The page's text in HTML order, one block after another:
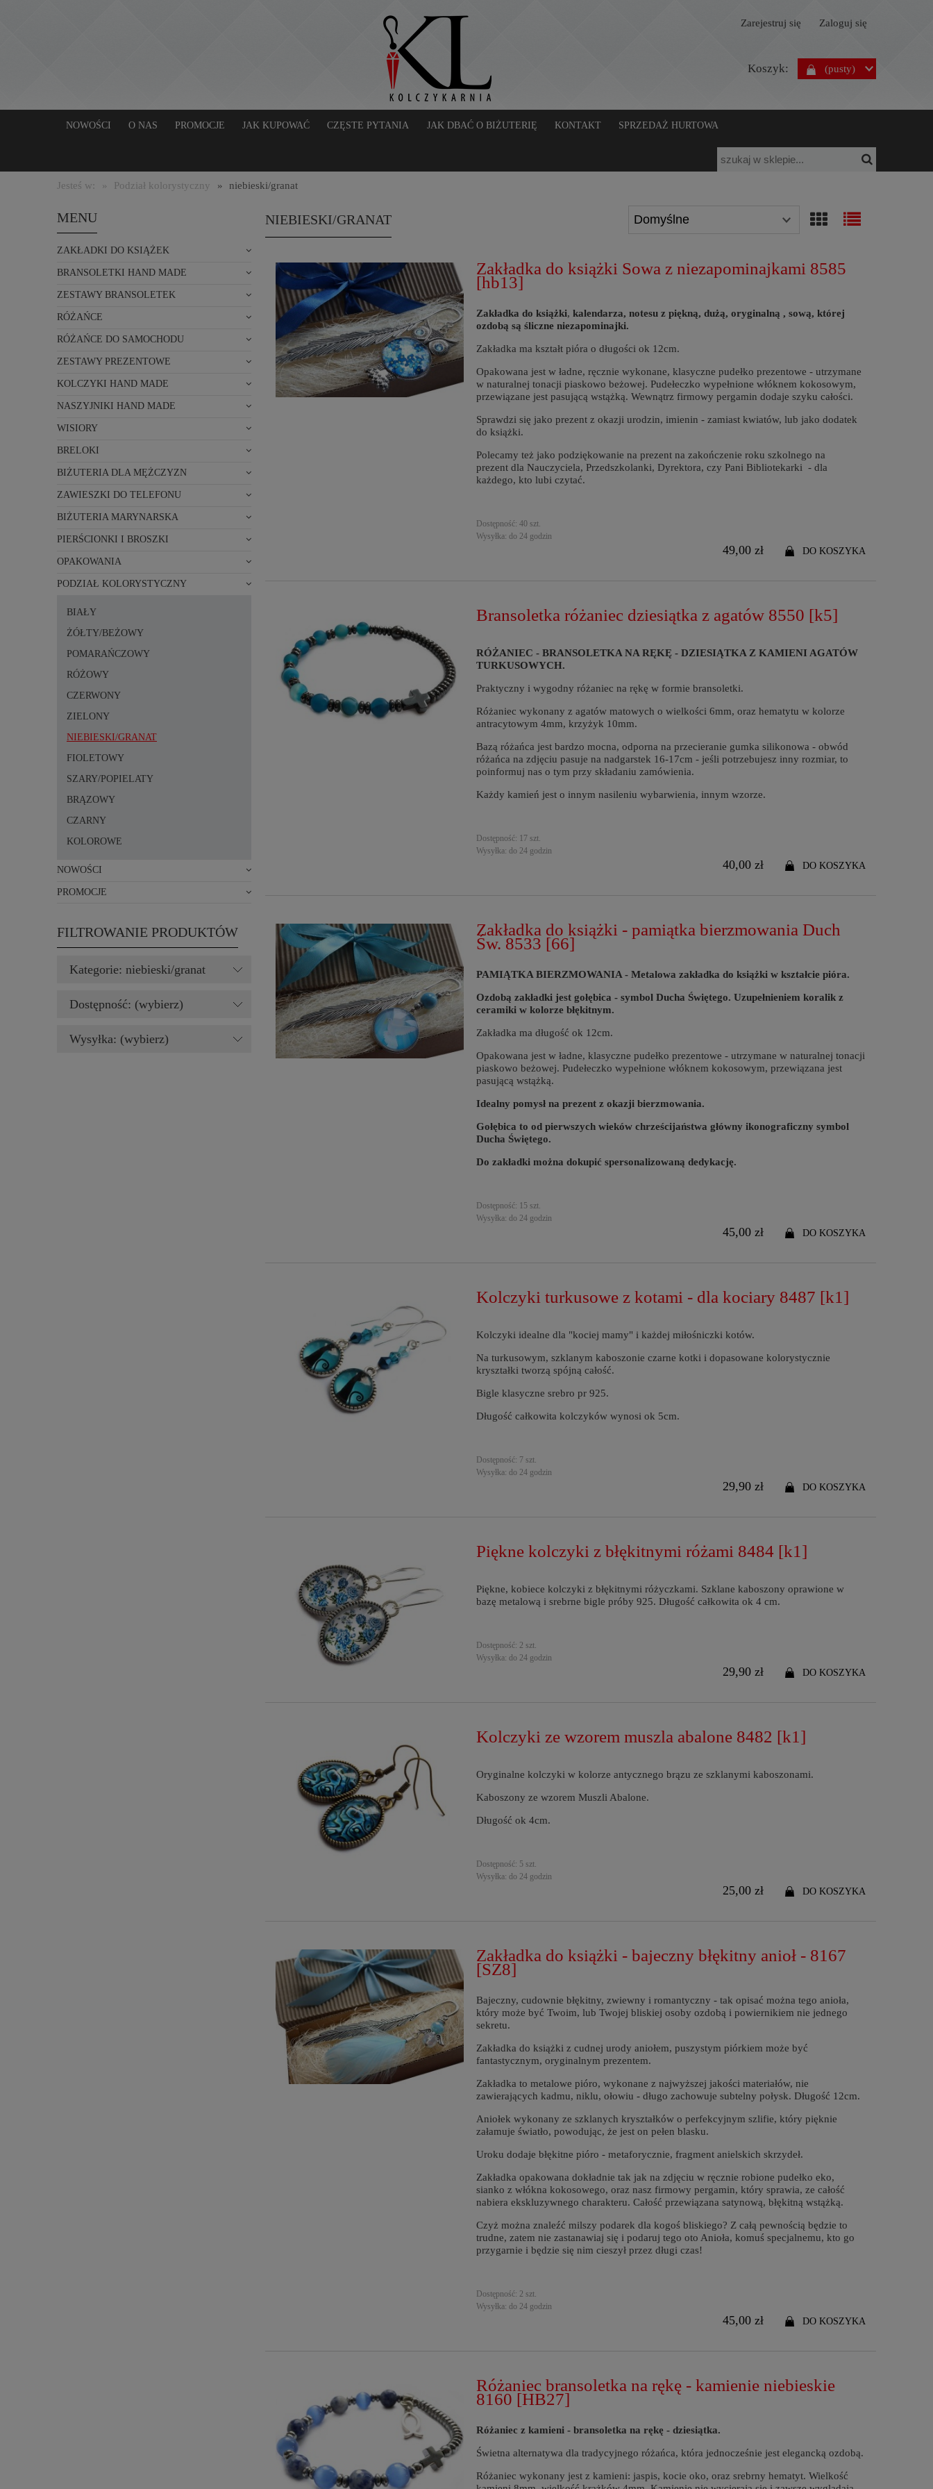
Zarejestruj się Zaloguj się
Koszyk: (pusty)
NOWOŚCI O NAS PROMOCJE JAK KUPOWAĆ CZĘSTE PYTANIA JAK DBAĆ O BIŻUTERIĘ KONTAKT SPRZEDAŻ HURTOWA
Jesteś w: » Podział kolorystyczny » niebieski/granat
MENU
ZAKŁADKI DO KSIĄŻEK
BRANSOLETKI HAND MADE
ZESTAWY BRANSOLETEK
RÓŻAŃCE
RÓŻAŃCE DO SAMOCHODU
ZESTAWY PREZENTOWE
KOLCZYKI HAND MADE
NASZYJNIKI HAND MADE
WISIORY
BRELOKI
BIŻUTERIA DLA MĘŻCZYZN
ZAWIESZKI DO TELEFONU
BIŻUTERIA MARYNARSKA
PIERŚCIONKI I BROSZKI
OPAKOWANIA
PODZIAŁ KOLORYSTYCZNY
BIAŁY
ŻÓŁTY/BEŻOWY
POMARAŃCZOWY
RÓŻOWY
CZERWONY
ZIELONY
NIEBIESKI/GRANAT
FIOLETOWY
SZARY/POPIELATY
BRĄZOWY
CZARNY
KOLOROWE
NOWOŚCI
PROMOCJE
FILTROWANIE PRODUKTÓW
Kategorie: niebieski/granat
Dostępność: (wybierz)
Wysyłka: (wybierz)
NIEBIESKI/GRANAT
Zakładka do książki Sowa z niezapominajkami 8585
[hb13]
Zakładka do książki, kalendarza, notesu z piękną, dużą, oryginalną , sową, której
ozdobą są śliczne niezapominajki.
Zakładka ma kształt pióra o długości ok 12cm.
Opakowana jest w ładne, ręcznie wykonane, klasyczne pudełko prezentowe - utrzymane
w naturalnej tonacji piaskowo beżowej. Pudełeczko wypełnione włóknem kokosowym,
przewiązane jest pasującą wstążką. Wewnątrz firmowy pergamin dodaje szyku całości.
Sprawdzi się jako prezent z okazji urodzin, imienin - zamiast kwiatów, lub jako dodatek
do książki.
Polecamy też jako podziękowanie na prezent na zakończenie roku szkolnego na
prezent dla Nauczyciela, Przedszkolanki, Dyrektora, czy Pani Bibliotekarki - dla
każdego, kto lubi czytać.
Dostępność: 40 szt.
Wysyłka: do 24 godzin
49,00 zł DO KOSZYKA
Bransoletka różaniec dziesiątka z agatów 8550 [k5]
RÓŻANIEC - BRANSOLETKA NA RĘKĘ - DZIESIĄTKA Z KAMIENI AGATÓW
TURKUSOWYCH.
Praktyczny i wygodny różaniec na rękę w formie bransoletki.
Różaniec wykonany z agatów matowych o wielkości 6mm, oraz hematytu w kolorze
antracytowym 4mm, krzyżyk 10mm.
Bazą różańca jest bardzo mocna, odporna na przecieranie gumka silikonowa - obwód
różańca na zdjęciu pasuje na nadgarstek 16-17cm - jeśli potrzebujesz inny rozmiar, to
poinformuj nas o tym przy składaniu zamówienia.
Każdy kamień jest o innym nasileniu wybarwienia, innym wzorze.
Dostępność: 17 szt.
Wysyłka: do 24 godzin
40,00 zł DO KOSZYKA
Zakładka do książki - pamiątka bierzmowania Duch
Św. 8533 [66]
PAMIĄTKA BIERZMOWANIA - Metalowa zakładka do książki w kształcie pióra.
Ozdobą zakładki jest gołębica - symbol Ducha Świętego. Uzupełnieniem koralik z
ceramiki w kolorze błękitnym.
Zakładka ma długość ok 12cm.
Opakowana jest w ładne, klasyczne pudełko prezentowe - utrzymane w naturalnej tonacji
piaskowo beżowej. Pudełeczko wypełnione włóknem kokosowym, przewiązana jest
pasującą wstążką.
Idealny pomysł na prezent z okazji bierzmowania.
Gołębica to od pierwszych wieków chrześcijaństwa główny ikonograficzny symbol
Ducha Świętego.
Do zakładki można dokupić spersonalizowaną dedykację.
Dostępność: 15 szt.
Wysyłka: do 24 godzin
45,00 zł DO KOSZYKA
Kolczyki turkusowe z kotami - dla kociary 8487 [k1]
Kolczyki idealne dla "kociej mamy" i każdej miłośniczki kotów.
Na turkusowym, szklanym kaboszonie czarne kotki i dopasowane kolorystycznie
kryształki tworzą spójną całość.
Bigle klasyczne srebro pr 925.
Długość całkowita kolczyków wynosi ok 5cm.
Dostępność: 7 szt.
Wysyłka: do 24 godzin
29,90 zł DO KOSZYKA
Piękne kolczyki z błękitnymi różami 8484 [k1]
Piękne, kobiece kolczyki z błękitnymi różyczkami. Szklane kaboszony oprawione w
bazę metalową i srebrne bigle próby 925. Długość całkowita ok 4 cm.
Dostępność: 2 szt.
Wysyłka: do 24 godzin
29,90 zł DO KOSZYKA
Kolczyki ze wzorem muszla abalone 8482 [k1]
Oryginalne kolczyki w kolorze antycznego brązu ze szklanymi kaboszonami.
Kaboszony ze wzorem Muszli Abalone.
Długość ok 4cm.
Dostępność: 5 szt.
Wysyłka: do 24 godzin
25,00 zł DO KOSZYKA
Zakładka do książki - bajeczny błękitny anioł - 8167
[SZ8]
Bajeczny, cudownie błękitny, zwiewny i romantyczny - tak opisać można tego anioła,
który może być Twoim, lub Twojej bliskiej osoby ozdobą i powiernikiem nie jednego
sekretu.
Zakładka do książki z cudnej urody aniołem, puszystym piórkiem może być
fantastycznym, oryginalnym prezentem.
Zakładka to metalowe pióro, wykonane z najwyższej jakości materiałów, nie
zawierających kadmu, niklu, ołowiu - długo zachowuje subtelny połysk. Długość 12cm.
Aniołek wykonany ze szklanych kryształków o perfekcyjnym szlifie, który pięknie
załamuje światło, powodując, że jest on pełen blasku.
Uroku dodaje błękitne pióro - metaforycznie, fragment anielskich skrzydeł.
Zakładka opakowana dokładnie tak jak na zdjęciu w ręcznie robione pudełko eko,
sianko z włókna kokosowego, oraz nasz firmowy pergamin, który sprawia, ze całość
nabiera ekskluzywnego charakteru. Całość przewiązana satynową, błękitną wstążką.
Czyż można znaleźć milszy podarek dla kogoś bliskiego? Z całą pewnością będzie to
trudne, zatem nie zastanawiaj się i podaruj tego oto Anioła, komuś specjalnemu, kto go
przygarnie i będzie się nim cieszył przez długi czas!
Dostępność: 2 szt.
Wysyłka: do 24 godzin
45,00 zł DO KOSZYKA
Różaniec bransoletka na rękę - kamienie niebieskie
8160 [HB27]
Różaniec z kamieni - bransoletka na rękę - dziesiątka.
Świetna alternatywa dla tradycyjnego różańca, która jednocześnie jest elegancką ozdobą.
Różaniec wykonany jest z kamieni: jaspis, kocie oko, oraz srebrny hematyt. Wielkość